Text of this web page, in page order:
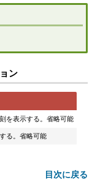
ン
を表示する。省略可能
る。省略可能
目次に戻る